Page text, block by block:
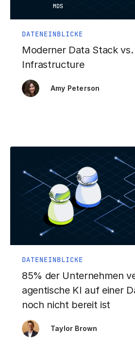
DATENEINBLICKE
Moderner Data Stack
Infrastructure
Amy Peterson
DATENEINBLICKE
85% der Unternehmen
agentische KI auf einer
noch nicht bereit ist
Taylor Brown